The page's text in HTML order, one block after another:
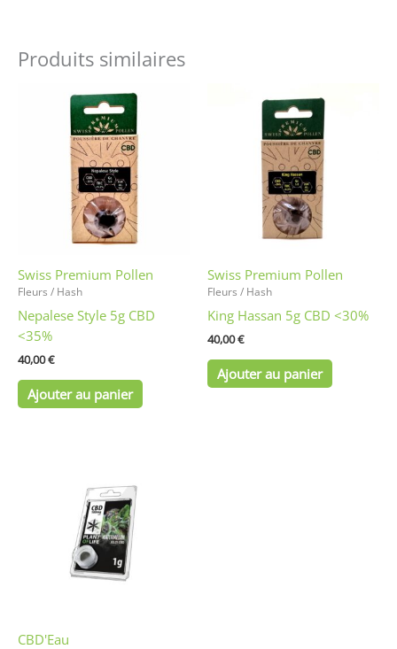
Produits similaires
Swiss Premium Pollen
Fleurs / Hash
Nepalese Style 5g CBD
<35%
40,00€
Ajouter au panier
Swiss Premium Pollen
Fleurs / Hash
King Hassan 5g CBD <30%
40,00€
Ajouter au panier
CBD'Eau